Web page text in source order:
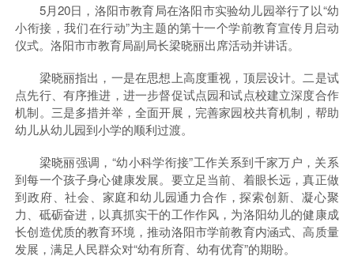
5月20日，洛阳市教育局在洛阳市实验幼儿园举行了以“幼
小衔接，我们在行动”为主题的第十一个学前教育宣传月启动
仪式。洛阳市市教育局副局长梁晓丽出席活动并讲话。
梁晓丽指出，一是在思想上高度重视，顶层设计。二是试
点先行、有序推进，进一步督促试点园和试点校建立深度合作
机制。三是多措并举，全面开展，完善家园校共育机制，帮助
幼儿从幼儿园到小学的顺利过渡。
梁晓丽强调，“幼小科学衔接”工作关系到千家万户，关系
到每一个孩子身心健康发展。要立足当前、着眼长远，真正做
到政府、社会、家庭和幼儿园通力合作，探索创新、凝心聚
力、砥砺奋进，以真抓实干的工作作风，为洛阳幼儿的健康成
长创造优质的教育环境，推动洛阳市学前教育内涵式、高质量
发展，满足人民群众对“幼有所育、幼有优育”的期盼。